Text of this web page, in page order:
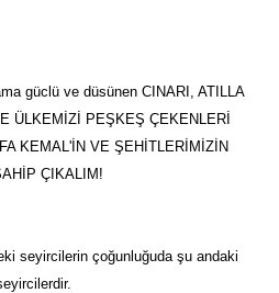
güclü ve düsünen CINARI, ATILLA
ÜLKEMİZİ PEŞKEŞ ÇEKENLERİ
KEMAL'İN VE ŞEHİTLERİMİZİN
ÇIKALIM!
seyircilerin çoğunluğuda şu andaki